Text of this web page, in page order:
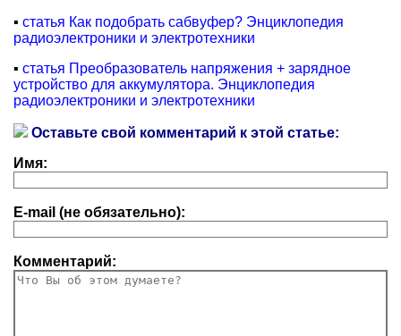
▪ статья Как подобрать сабвуфер? Энциклопедия
радиоэлектроники и электротехники
▪ статья Преобразователь напряжения + зарядное
устройство для аккумулятора. Энциклопедия
радиоэлектроники и электротехники
Оставьте свой комментарий к этой статье:
Имя:
E-mail (не обязательно):
Комментарий: